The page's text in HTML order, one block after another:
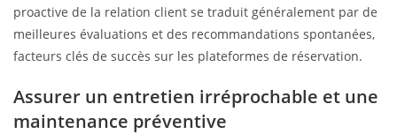
proactive de la relation client se traduit généralement par de
meilleures évaluations et des recommandations spontanées,
facteurs clés de succès sur les plateformes de réservation.
Assurer un entretien irréprochable et une
maintenance préventive